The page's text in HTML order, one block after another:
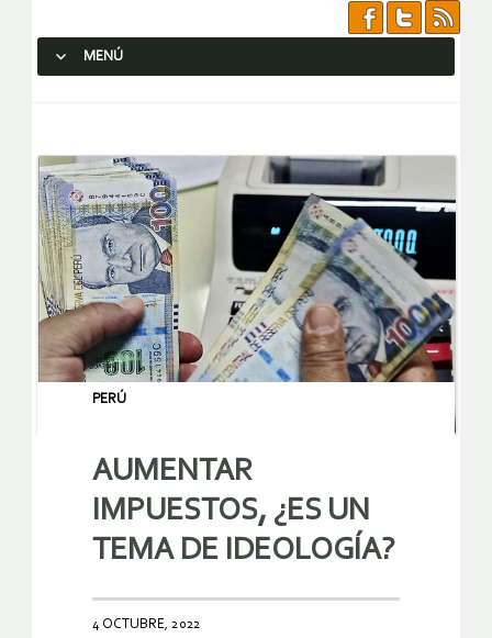
MENÚ
PERÚ
AUMENTAR
IMPUESTOS, ¿ES UN
TEMA DE IDEOLOGÍA?
4 OCTUBRE, 2022